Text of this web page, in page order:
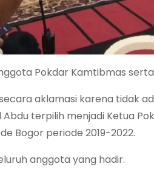
Pokdar Kamtibmas
aklamasi karena tidak
terpilih menjadi Ketua
Bogor periode 2019-2022.
anggota yang hadir.